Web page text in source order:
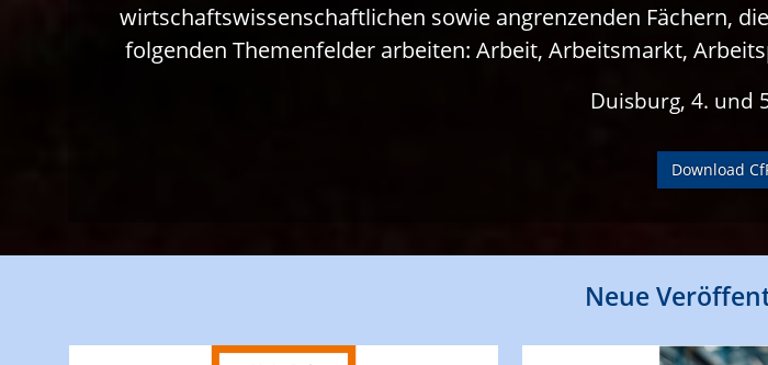
wirtschaftswissenschaftlichen sowie angrenzenden Fächern,
folgenden Themenfelder arbeiten: Arbeit, Arbeitsmarkt,
Duisburg, 4. und
Download
Neue